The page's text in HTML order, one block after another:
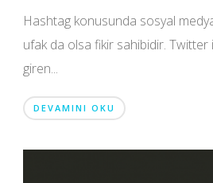
Hashtag konusunda sosyal
ufak da olsa fikir sahibidir. Twitter
giren...
DEVAMINI OKU